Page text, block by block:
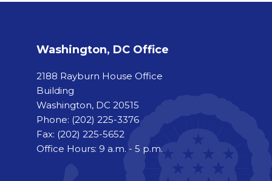
Washington, DC Office
2188 Rayburn House Office
Building
Washington, DC 20515
Phone: (202) 225-3376
Fax: (202) 225-5652
Office Hours: 9 a.m. - 5 p.m.